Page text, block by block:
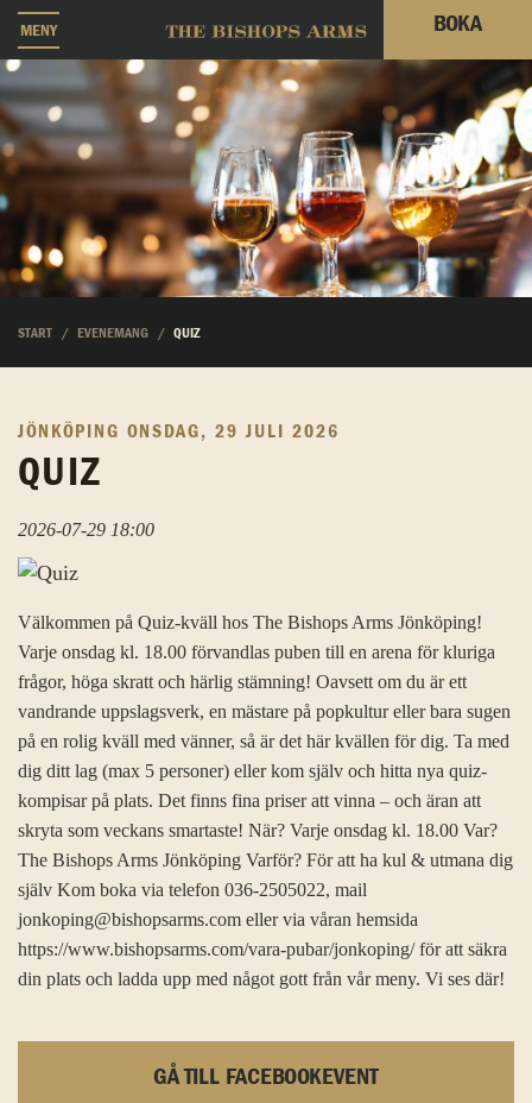
MENY BOKA
START EVENEMANG QUIZ
JÖNKÖPING ONSDAG, 29 JULI 2026
QUIZ
2026-07-29 18:00
Välkommen på Quiz-kväll hos The Bishops Arms Jönköping!
Varje onsdag kl. 18.00 förvandlas puben till en arena för kluriga
frågor, höga skratt och härlig stämning! Oavsett om du är ett
vandrande uppslagsverk, en mästare på popkultur eller bara sugen
på en rolig kväll med vänner, så är det här kvällen för dig. Ta med
dig ditt lag (max 5 personer) eller kom själv och hitta nya quiz-
kompisar på plats. Det finns fina priser att vinna – och äran att
skryta som veckans smartaste! När? Varje onsdag kl. 18.00 Var?
The Bishops Arms Jönköping Varför? För att ha kul & utmana dig
själv Kom boka via telefon 036-2505022, mail
jonkoping@bishopsarms.com eller via våran hemsida
https://www.bishopsarms.com/vara-pubar/jonkoping/ för att säkra
din plats och ladda upp med något gott från vår meny. Vi ses där!
GÅ TILL FACEBOOKEVENT